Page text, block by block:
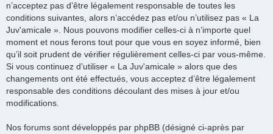
n’acceptez pas d’être légalement responsable de toutes les
conditions suivantes, alors n’accédez pas et/ou n’utilisez pas « La
Juv'amicale ». Nous pouvons modifier celles-ci à n’importe quel
moment et nous ferons tout pour que vous en soyez informé, bien
qu’il soit prudent de vérifier régulièrement celles-ci par vous-même.
Si vous continuez d’utiliser « La Juv'amicale » alors que des
changements ont été effectués, vous acceptez d’être légalement
responsable des conditions découlant des mises à jour et/ou
modifications.
Nos forums sont développés par phpBB (désigné ci-après par